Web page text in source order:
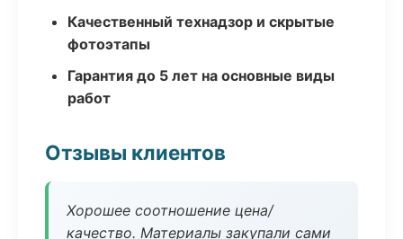
Качественный технадзор и скрытые
фотоэтапы
Гарантия до 5 лет на основные виды
работ
Отзывы клиентов
Хорошее соотношение цена/
качество. Материалы закупали сами